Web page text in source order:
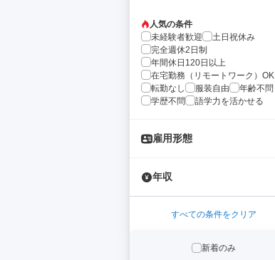
人気の条件
未経験者歓迎
土日祝休み
完全週休2日制
年間休日120日以上
在宅勤務（リモートワーク）OK
転勤なし
服装自由
年齢不問
学歴不問
語学力を活かせる
雇用形態
年収
すべての条件をクリア
新着のみ